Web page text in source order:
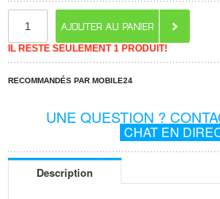
IL RESTE SEULEMENT 1 PRODUIT!
RECOMMANDÉS PAR MOBILE24
UNE QUESTION ?
CHAT EN
Description